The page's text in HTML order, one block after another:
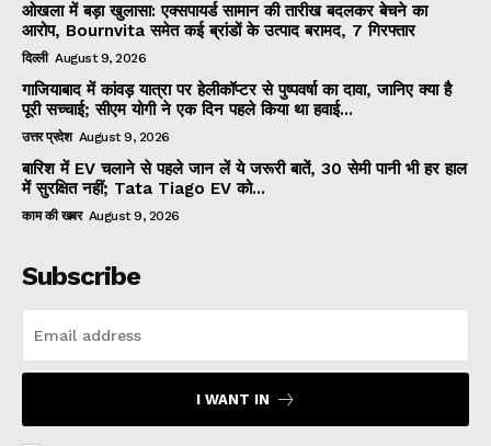
ओखला में बड़ा खुलासा: एक्सपायर्ड सामान की तारीख बदलकर बेचने का
आरोप, Bournvita समेत कई ब्रांडों के उत्पाद बरामद, 7 गिरफ्तार
दिल्ली August 9, 2026
गाजियाबाद में कांवड़ यात्रा पर हेलीकॉप्टर से पुष्पवर्षा का दावा, जानिए क्या है
पूरी सच्चाई; सीएम योगी ने एक दिन पहले किया था हवाई...
उत्तर प्रदेश August 9, 2026
बारिश में EV चलाने से पहले जान लें ये जरूरी बातें, 30 सेमी पानी भी हर हाल
में सुरक्षित नहीं; Tata Tiago EV को...
काम की खबर August 9, 2026
Subscribe
I WANT IN